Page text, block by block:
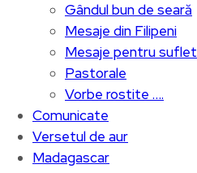
Gândul bun de seară
Mesaje din Filipeni
Mesaje pentru suflet
Pastorale
Vorbe rostite ….
Comunicate
Versetul de aur
Madagascar